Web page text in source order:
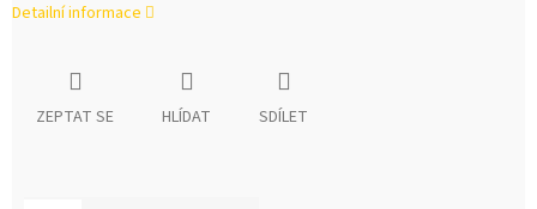
Detailní informace
ZEPTAT SE HLÍDAT SDÍLET